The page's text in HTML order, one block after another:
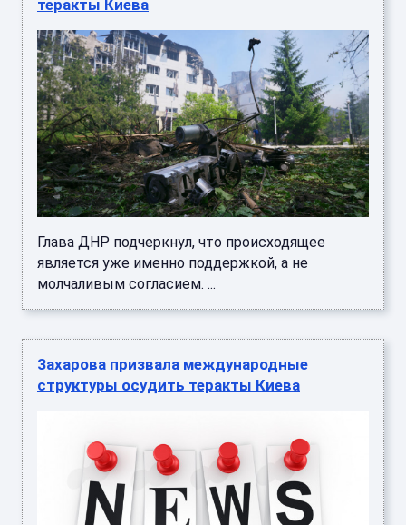
теракты Киева
Глава ДНР подчеркнул, что происходящее
является уже именно поддержкой, а не
молчаливым согласием. ...
Захарова призвала международные
структуры осудить теракты Киева